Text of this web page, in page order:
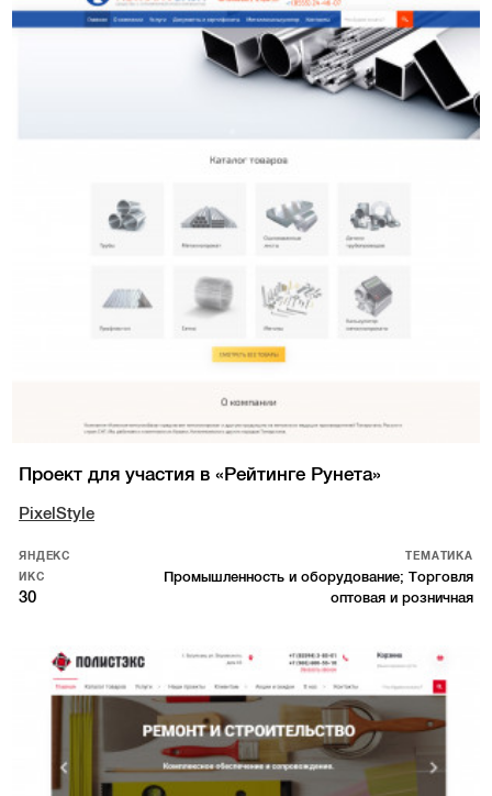
Проект для участия в «Рейтинге Рунета»
PixelStyle
ЯНДЕКС
ИКС
30
ТЕМАТИКА
Промышленность и оборудование; Торговля
оптовая и розничная